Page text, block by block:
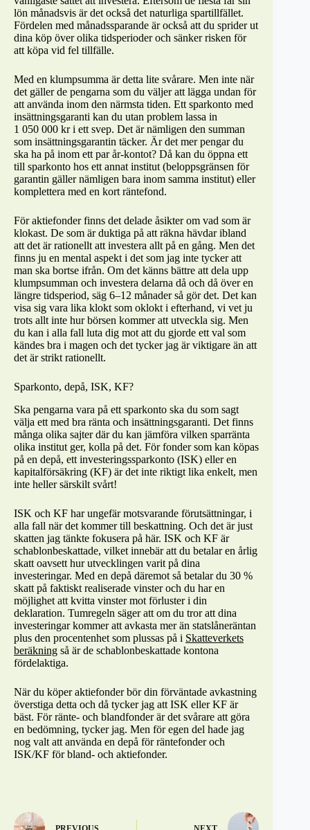
lön månadsvis är det också det naturliga spartillfället.
Fördelen med månadssparande är också att du sprider ut
dina köp över olika tidsperioder och sänker risken för
att köpa vid fel tillfälle.
Med en klumpsumma är detta lite svårare. Men inte när
det gäller de pengarna som du väljer att lägga undan för
att använda inom den närmsta tiden. Ett sparkonto med
insättningsgaranti kan du utan problem lassa in
1 050 000 kr i ett svep. Det är nämligen den summan
som insättningsgarantin täcker. Är det mer pengar du
ska ha på inom ett par år-kontot? Då kan du öppna ett
till sparkonto hos ett annat institut (beloppsgränsen för
garantin gäller nämligen bara inom samma institut) eller
komplettera med en kort räntefond.
För aktiefonder finns det delade åsikter om vad som är
klokast. De som är duktiga på att räkna hävdar ibland
att det är rationellt att investera allt på en gång. Men det
finns ju en mental aspekt i det som jag inte tycker att
man ska bortse ifrån. Om det känns bättre att dela upp
klumpsumman och investera delarna då och då över en
längre tidsperiod, säg 6–12 månader så gör det. Det kan
visa sig vara lika klokt som oklokt i efterhand, vi vet ju
trots allt inte hur börsen kommer att utveckla sig. Men
du kan i alla fall luta dig mot att du gjorde ett val som
kändes bra i magen och det tycker jag är viktigare än att
det är strikt rationellt.
Sparkonto, depå, ISK, KF?
Ska pengarna vara på ett sparkonto ska du som sagt
välja ett med bra ränta och insättningsgaranti. Det finns
många olika sajter där du kan jämföra vilken sparränta
olika institut ger, kolla på det. För fonder som kan köpas
på en depå, ett investeringssparkonto (ISK) eller en
kapitalförsäkring (KF) är det inte riktigt lika enkelt, men
inte heller särskilt svårt!
ISK och KF har ungefär motsvarande förutsättningar, i
alla fall när det kommer till beskattning. Och det är just
skatten jag tänkte fokusera på här. ISK och KF är
schablonbeskattade, vilket innebär att du betalar en årlig
skatt oavsett hur utvecklingen varit på dina
investeringar. Med en depå däremot så betalar du 30 %
skatt på faktiskt realiserade vinster och du har en
möjlighet att kvitta vinster mot förluster i din
deklaration. Tumregeln säger att om du tror att dina
investeringar kommer att avkasta mer än statslåneräntan
plus den procentenhet som plussas på i Skatteverkets
beräkning så är de schablonbeskattade kontona
fördelaktiga.
När du köper aktiefonder bör din förväntade avkastning
överstiga detta och då tycker jag att ISK eller KF är
bäst. För ränte- och blandfonder är det svårare att göra
en bedömning, tycker jag. Men för egen del hade jag
nog valt att använda en depå för räntefonder och
ISK/KF för bland- och aktiefonder.